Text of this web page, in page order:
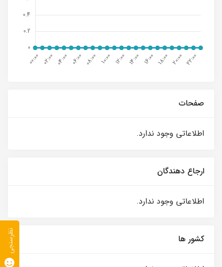
صفحات
اطلاعاتی وجود ندارد.
ارجاع دهندگان
اطلاعاتی وجود ندارد.
کشور ها نظرسنجی